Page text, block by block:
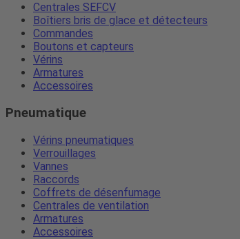
Centrales SEFCV
Boîtiers bris de glace et détecteurs
Commandes
Boutons et capteurs
Vérins
Armatures
Accessoires
Pneumatique
Vérins pneumatiques
Verrouillages
Vannes
Raccords
Coffrets de désenfumage
Centrales de ventilation
Armatures
Accessoires